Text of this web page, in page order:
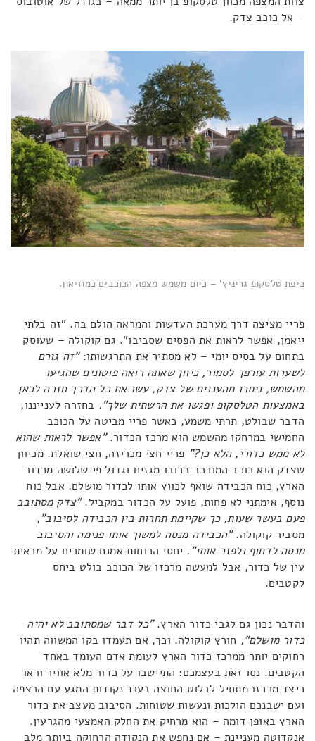
– אל כוכב צדק.
כיפת טלסקופ גריניץ' – כיום משמש מצפה הכוכבים כמוזיאון.
פריי מציצה דרך מערכת העדשות והמראה הולם בה. "זה בלתי
ייאמן, אפשר לראות את הפסים שסביבו". גם קוקולה – שעוסק
בתחום על בסיס יומי – לא מסתיר את התרגשותו:"זה גורם
לשערות עורפך לסמור, כיוון שאתה רואה פוטונים שהגיעו
מהשמש, ניתרו מהעננים של צדק, עשו את כל הדרך חזרה לכאן
באמצעות הטלסקופ ופגשו את הרשתית שלך". בחזרה לענייננו,
הדבר שבולט, תרתי משמע, כאשר פריי מביטה על הכוכב
החמישי במרחקו מהשמש הוא מרכז הכדור."אפשר לראות שהוא
לא ממש כדורי, הלא כן?" פריי חצי מכריזה, חצי שואלת. מכיוון
שצדק הוא כוכב המורכב ברובו מגזים וגדול פי שלושה מכדור
הארץ, כוח הכבידה שואף לכווץ אותו לכדור מושלם. אבל כוח
נוסף, אימתני לא פחות, פועל על הכדור במקביל."צדק מסתובב
פעם בעשר שעות, כך שקיימת תחרות בין הכבידה לסיבוב",
מסביר קוקולה."הכבידה מנסה למשוך אותו פנימה והסיבוב
מנסה לדחוף ולפזר אותו". יחסי הכוחות אמנם שומרים על מראית
עין של כדור, אבל למעשה מרכזו של הכוכב בולט ביחס
לקטבים.
והדבר נכון גם לגבי כדור הארץ."כל דבר שמסתובב לא יהיה
כדור מושלם", חורץ קוקולה. וכך, אם תעמדו בקו המשווה תהיו
רחוקים יותר ממרכז כדור הארץ לעומת אדם העומד באחד
הקטבים. נסו זאת בעצמכם: התיישבו על כדור מלא אוויר וראו
כיצד מרכזו מתחיל לבלוט החוצה בעוד נקודות המגע עם הרצפה
ועם ישבנכם הולכות ונעשות שטוחות. הסיבוב מעצב את כדור
הארץ באופן דומה – הוא מרחיק את החלק האמצעי מהגרעין.
אנקדוטה מעניינת – אם נחפש את הנקודה הרחוקה ביותר מלב